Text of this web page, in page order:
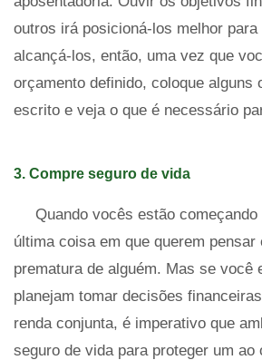
outros irá posicioná-los melhor para
alcançá-los, então, uma vez que
orçamento definido, coloque alguns
escrito e veja o que é necessário
3. Compre seguro de vida
Quando vocês estão
última coisa em que querem pensar
prematura de alguém. Mas se você
planejam tomar decisões
renda conjunta, é imperativo que
seguro de vida para proteger um ao